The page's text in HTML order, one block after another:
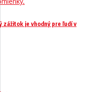
zážitok je vhodný pre ľudí v